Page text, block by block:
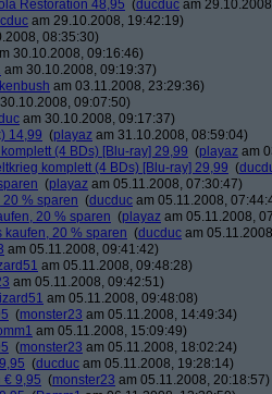
Restoration 48,95 (ducduc am
am 29.10.2008, 19:42:19)
08:35:30)
30.10.2008, 09:16:46)
am 30.10.2008, 09:19:37)
am 03.11.2008, 23:29:36)
09:07:50)
am 30.10.2008, 09:17:37)
14,99 (playaz am 31.10.2008, 08:59:04)
(4 BDs) [Blu-ray] 29,99 (playaz am
komplett (4 BDs) [Blu-ray] 29,99 (
(playaz am 05.11.2008, 07:30:47)
20 % sparen (ducduc am 05.11.2008,
20 % sparen (playaz am 05.11.2008,
kaufen, 20 % sparen (ducduc am
am 05.11.2008, 09:41:42)
am 05.11.2008, 09:48:28)
am 05.11.2008, 09:42:51)
am 05.11.2008, 09:48:08)
(monster23 am 05.11.2008, 14:49:34)
am 05.11.2008, 15:09:49)
(monster23 am 05.11.2008, 18:02:24)
(ducduc am 05.11.2008, 19:28:14)
€ 9,95 (monster23 am 05.11.2008, 20:18:57)